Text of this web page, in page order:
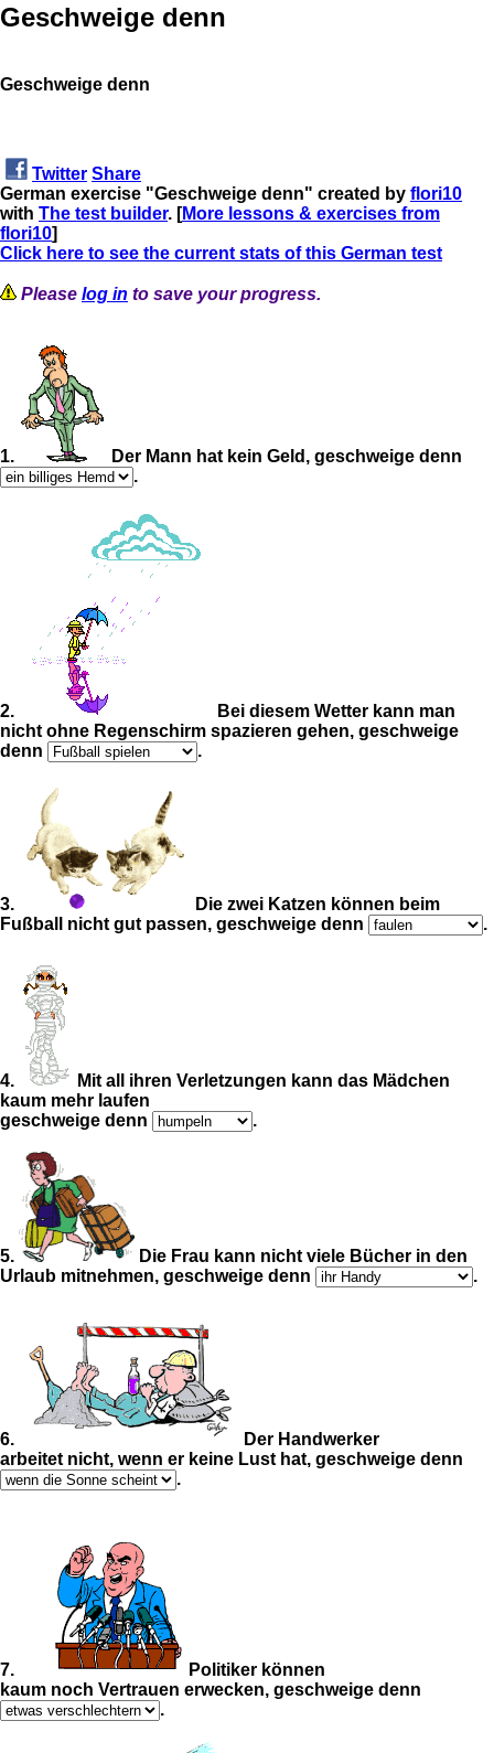
Geschweige denn
Geschweige denn
Twitter Share
German exercise "Geschweige denn" created by flori10
with The test builder. [More lessons & exercises from
flori10]
Click here to see the current stats of this German test
Please log in to save your progress.
1.
Der Mann hat kein Geld, geschweige denn
.
2.
Bei diesem Wetter kann man
nicht ohne Regenschirm spazieren gehen, geschweige
denn
.
3.
Die zwei Katzen können beim
Fußball nicht gut passen, geschweige denn
.
4.
Mit all ihren Verletzungen kann das Mädchen
kaum mehr laufen
geschweige denn
.
5.
Die Frau kann nicht viele Bücher in den
Urlaub mitnehmen, geschweige denn
.
6.
Der Handwerker
arbeitet nicht, wenn er keine Lust hat, geschweige denn
.
7.
Politiker können
kaum noch Vertrauen erwecken, geschweige denn
.